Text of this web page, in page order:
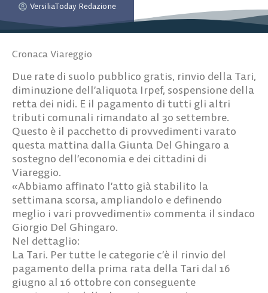
VersiliaToday Redazione
Cronaca Viareggio
Due rate di suolo pubblico gratis, rinvio della Tari,
diminuzione dell’aliquota Irpef, sospensione della
retta dei nidi. E il pagamento di tutti gli altri
tributi comunali rimandato al 30 settembre.
Questo è il pacchetto di provvedimenti varato
questa mattina dalla Giunta Del Ghingaro a
sostegno dell’economia e dei cittadini di
Viareggio.
«Abbiamo affinato l’atto già stabilito la
settimana scorsa, ampliandolo e definendo
meglio i vari provvedimenti» commenta il sindaco
Giorgio Del Ghingaro.
Nel dettaglio:
La Tari. Per tutte le categorie c’è il rinvio del
pagamento della prima rata della Tari dal 16
giugno al 16 ottobre con conseguente